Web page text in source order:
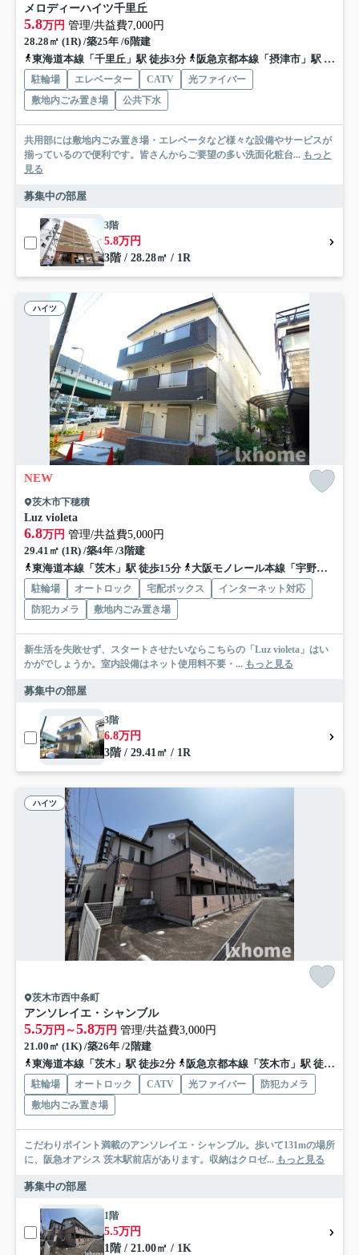
メロディーハイツ千里丘
5.8万円 管理/共益費7,000円
28.28㎡ (1R) /築25年 /6階建
東海道本線「千里丘」駅 徒歩3分
阪急京都本線「摂津市」駅 徒歩6分
駐輪場 エレベーター CATV
光ファイバー
敷地内ごみ置き場
公共下水
共用部には敷地内ごみ置き場・エレベータなど様々な設備やサービスが
揃っているので便利です。皆さんからご要望の多い洗面化粧台... もっと
見る
募集中の部屋
3階
5.8万円
3階 / 28.28㎡ / 1R
ハイツ
NEW
茨木市下穂積
Luz violeta
6.8万円 管理/共益費5,000円
29.41㎡ (1R) /築4年 /3階建
東海道本線「茨木」駅 徒歩15分
大阪モノレール本線「宇野辺」駅 徒歩2分
駐輪場 オートロック 宅配ボックス
インターネット対応
防犯カメラ
敷地内ごみ置き場
新生活を失敗せず、スタートさせたいならこちらの「Luz violeta」はい
かがでしょうか。室内設備はネット使用料不要・... もっと見る
募集中の部屋
3階
6.8万円
3階 / 29.41㎡ / 1R
ハイツ
茨木市西中条町
アンソレイエ・シャンブル
5.5万円～5.8万円 管理/共益費3,000円
21.00㎡ (1K) /築26年 /2階建
東海道本線「茨木」駅 徒歩2分
阪急京都本線「茨木市」駅 徒歩18分
駐輪場 オートロック CATV 光ファイバー
防犯カメラ
敷地内ごみ置き場
こだわりポイント満載のアンソレイエ・シャンブル。歩いて131mの場所
に、阪急オアシス 茨木駅前店があります。収納はクロゼ... もっと見る
募集中の部屋
1階
5.5万円
1階 / 21.00㎡ / 1K